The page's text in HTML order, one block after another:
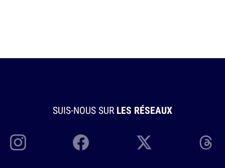
SUIS-NOUS SUR LES RÉSEAUX